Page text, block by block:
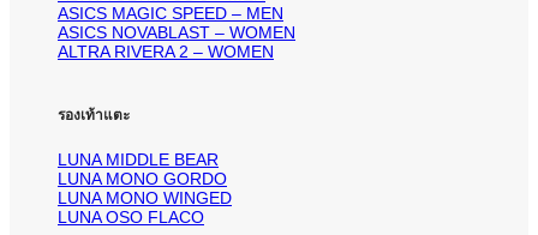
ASICS MAGIC SPEED – MEN
ASICS NOVABLAST – WOMEN
ALTRA RIVERA 2 – WOMEN
รองเท้าแตะ
LUNA MIDDLE BEAR
LUNA MONO GORDO
LUNA MONO WINGED
LUNA OSO FLACO